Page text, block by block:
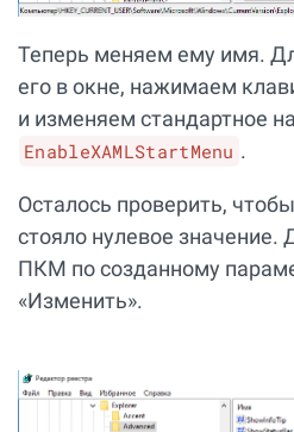
Теперь меняем ему имя.
его в окне, нажимаем
и изменяем стандартное
EnableXAMLStartMenu .
Осталось проверить,
стояло нулевое значение.
ПКМ по созданному
«Изменить».